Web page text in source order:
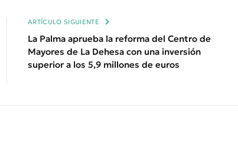
ARTÍCULO SIGUIENTE
La Palma aprueba la reforma del Centro de
Mayores de La Dehesa con una inversión
superior a los 5,9 millones de euros